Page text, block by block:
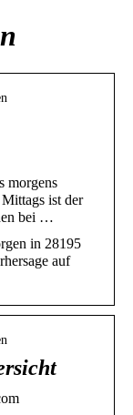
morgens
ist der
bei …
in 28195
auf